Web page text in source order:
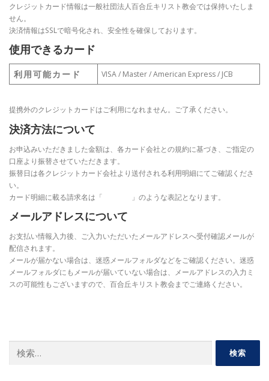
クレジットカード情報は一般社団法人百合丘キリスト教会では保持いたしま
せん。
決済情報はSSLで暗号化され、安全性を確保しております。
使用できるカード
利用可能カード VISA / Master / American Express / JCB
提携外のクレジットカードはご利用になれません。ご了承ください。
決済方法について
お申込みいただきました金額は、各カード会社との規約に基づき、ご指定の
口座より振替させていただきます。
振替日は各クレジットカード会社より送付される利用明細にてご確認くださ
い。
カード明細に載る請求名は「 」のような表記となります。
メールアドレスについて
お支払い情報入力後、ご入力いただいたメールアドレスへ受付確認メールが
配信されます。
メールが届かない場合は、迷惑メールフォルダなどをご確認ください。迷惑
メールフォルダにもメールが届いていない場合は、メールアドレスの入力ミ
スの可能性もございますので、百合丘キリスト教会までご連絡ください。
索: